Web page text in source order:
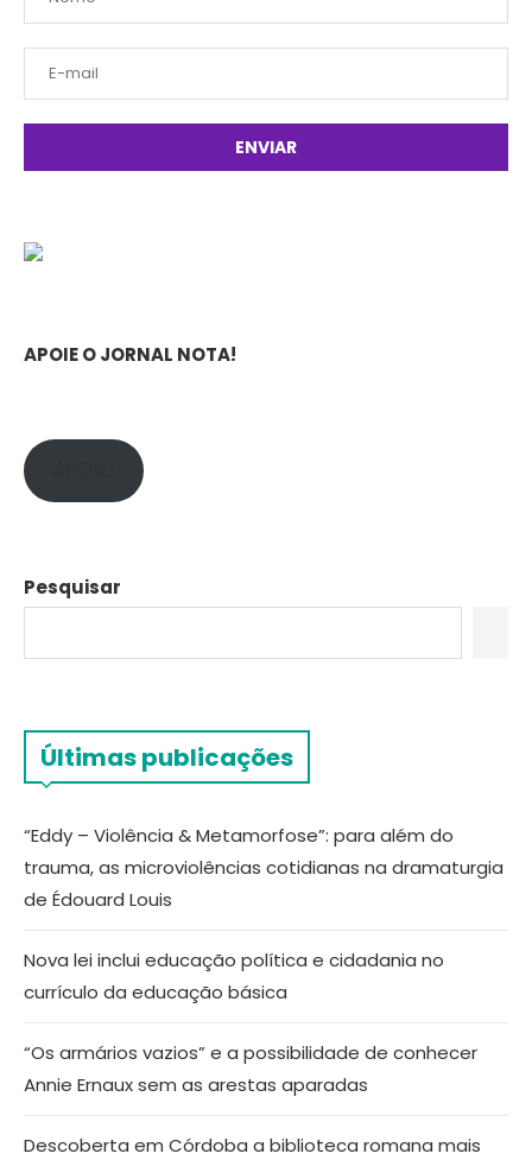
APOIE O JORNAL NOTA!
Pesquisar
Últimas publicações
“Eddy – Violência & Metamorfose”: para além do
trauma, as microviolências cotidianas na dramaturgia
de Édouard Louis
Nova lei inclui educação política e cidadania no
currículo da educação básica
“Os armários vazios” e a possibilidade de conhecer
Annie Ernaux sem as arestas aparadas
Descoberta em Córdoba a biblioteca romana mais